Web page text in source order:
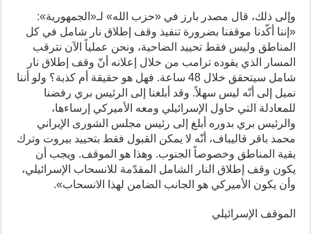
وإلى ذلك، قال مصدر ‏بارز في «حزب الله» لـ«الجمهورية»:
«إننا أكّدنا موقفنا بضرورة تنفيذ وقف إطلاق نار شامل في كل
المناطق وليس فقط تحييد الضاحية، ونحن عملياً الآن نترقب
المسار الذي يقوده ترامب من خلال إعلانه أنّ وقف إطلاق نار
شامل سيتحقق خلال 48 ساعة. فهل هو حقيقة أم كذبة؟ ولو أننا
نميل إلى أنّه ليس سهلاً. وقد أبلغنا إلى الرئيس بري رفضنا
للمعادلة التي حاول الإسرائيلي ومعه الأميركي إرساءها،
والرئيس بري بدوره أبلغ إلى رئيس مجلس الشورى الإيراني
محمد باقر قاليباف، أنّه لا يمكن القبول فقط بتحييد بيروت وترك
بقية المناطق وخصوصاً الجنوب. وهذا هو الموقف. ويجب أن
يكون وقف إطلاق النار الشامل المقدّمة للانسحاب الإسرائيلي،
وأن يكون الأميركي هو الجانب الضامن لهذا الانسحاب».
الموقف الإسرائيلي